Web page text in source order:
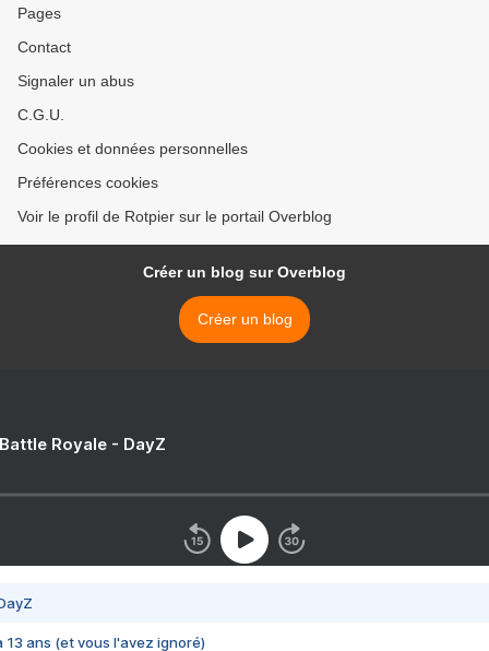
Pages
Contact
Signaler un abus
C.G.U.
Cookies et données personnelles
Préférences cookies
Voir le profil de Rotpier sur le portail Overblog
Créer un blog sur Overblog
Créer un blog
Royale - DayZ
13 ans (et vous l'avez ignoré)